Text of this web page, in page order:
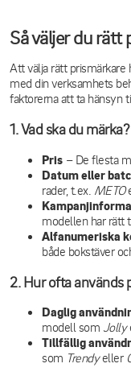
Så väljer du rätt
Att välja rätt
med din verksamhets
faktorerna att ta hänsyn
1. Vad ska du märka?
Pris – De flesta
Datum eller
rader, t.ex. METO
modellen har rätt
Alfanumeriska
både bokstäver
2. Hur ofta används
Daglig
modell som Jolly
Tillfällig
som Trendyeller